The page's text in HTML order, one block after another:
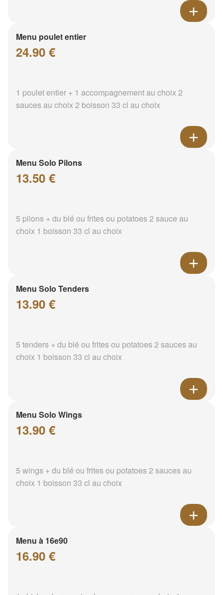
Menu poulet entier
24.90 €
1 poulet entier + 1 accompagnement au choix 2
sauces au choix 2 boisson 33 cl au choix
Menu Solo Pilons
13.50 €
5 pilons + du blé ou frites ou potatoes 2 sauce au
choix 1 boisson 33 cl au choix
Menu Solo Tenders
13.90 €
5 tenders + du blé ou frites ou potatoes 2 sauces au
choix 1 boisson 33 cl au choix
Menu Solo Wings
13.90 €
5 wings + du blé ou frites ou potatoes 2 sauces au
choix 1 boisson 33 cl au choix
Menu à 16e90
16.90 €